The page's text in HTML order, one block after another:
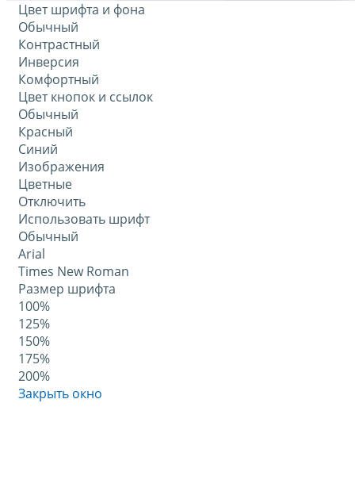
Цвет шрифта и фона
Обычный
Контрастный
Инверсия
Комфортный
Цвет кнопок и ссылок
Обычный
Красный
Синий
Изображения
Цветные
Отключить
Использовать шрифт
Обычный
Arial
Times New Roman
Размер шрифта
100%
125%
150%
175%
200%
Закрыть окно